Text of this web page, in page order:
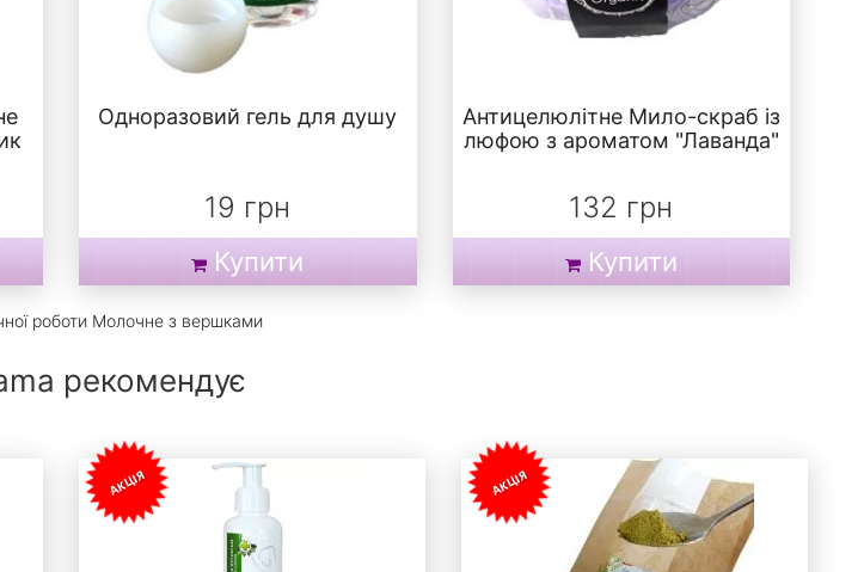
Одноразовий гель для душу
19 грн
Купити
Антицелюлітне Мило-скраб із
люфою з ароматом "Лаванда"
132 грн
Купити
роботи Молочне з вершками
рекомендує
АКЦІЯ АКЦІЯ